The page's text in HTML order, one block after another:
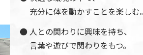
充分に体を動かすことを楽しむ。
人との関わりに興味を持ち、
言葉や遊びで関わりをもつ。